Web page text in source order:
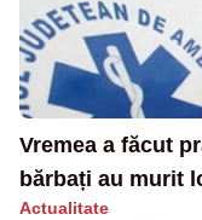
Vremea a făcut
bărbați au murit
Actualitate